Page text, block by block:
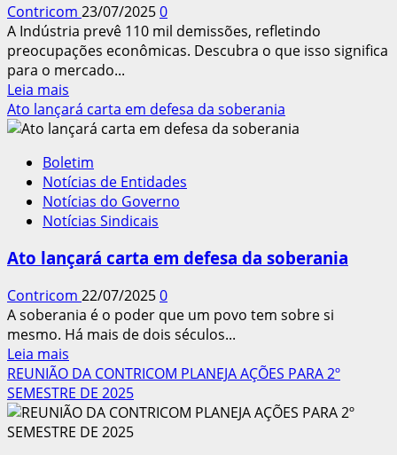
Contricom 23/07/20250
A Indústria prevê 110 mil demissões, refletindo
preocupações econômicas. Descubra o que isso significa
para o mercado...
Leia mais
mais
sobre
prevê
110
mil
demissões
tarifa
Trump
ao
Brasil
Ato lançará carta em defesa da soberania
Boletim
Notícias de Entidades
Notícias do Governo
Notícias Sindicais
Ato lançará carta em defesa da soberania
Contricom 22/07/20250
A soberania é o poder que um povo tem sobre si
mesmo. Há mais de dois séculos...
Leia mais
mais
sobre
Ato
lançará
REUNIÃO DA CONTRICOM PLANEJA AÇÕES PARA 2º
SEMESTRE DE 2025